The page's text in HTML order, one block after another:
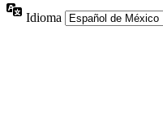
Idioma